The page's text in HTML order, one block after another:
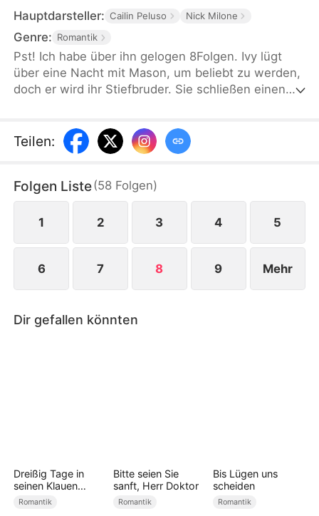
Hauptdarsteller: Cailin Peluso Nick Milone
Genre: Romantik
Pst! Ich habe über ihn gelogen 8Folgen. Ivy lügt
über eine Nacht mit Mason, um beliebt zu werden,
doch er wird ihr Stiefbruder. Sie schließen einen
Verlangen.
Teilen:
Folgen Liste(58 Folgen)
1 2 3 4 5
6 7 8 9 Mehr
Dir gefallen könnten
Dreißig Tage in
seinen Klauen
(Deutsch
Romantik
Bitte seien Sie
sanft, Herr Doktor
Romantik
Bis Lügen uns
scheiden
Romantik